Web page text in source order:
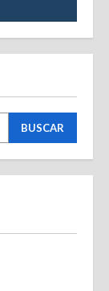
BUSCAR